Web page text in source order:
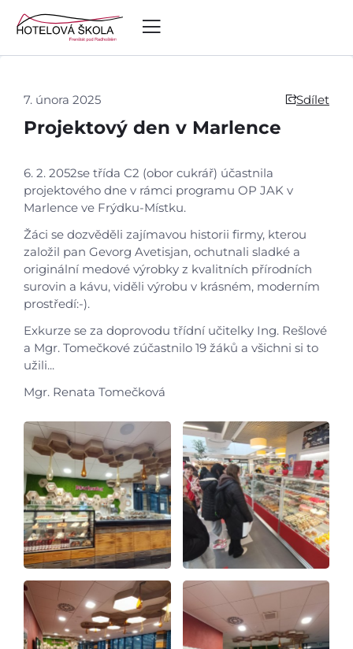
Úvod
Aktuálně
Škola
Studium
Projekty
Foto
Video a audio
7. února 2025 Sdílet
Projektový den v Marlence
6. 2. 2052se třída C2 (obor cukrář) účastnila
projektového dne v rámci programu OP JAK v
Marlence ve Frýdku-Místku.
Žáci se dozvěděli zajímavou historii firmy, kterou
založil pan Gevorg Avetisjan, ochutnali sladké a
originální medové výrobky z kvalitních přírodních
surovin a kávu, viděli výrobu v krásném, moderním
prostředí:-).
Exkurze se za doprovodu třídní učitelky Ing. Rešlové
a Mgr. Tomečkové zúčastnilo 19 žáků a všichni si to
užili...
Mgr. Renata Tomečková